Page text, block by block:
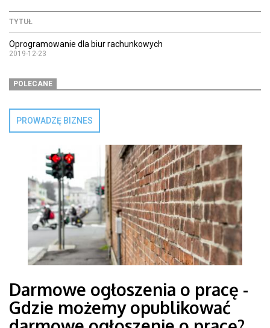
TYTUŁ
Oprogramowanie dla biur rachunkowych
2019-12-23
POLECANE
PROWADZĘ BIZNES
Darmowe ogłoszenia o pracę -
Gdzie możemy opublikować